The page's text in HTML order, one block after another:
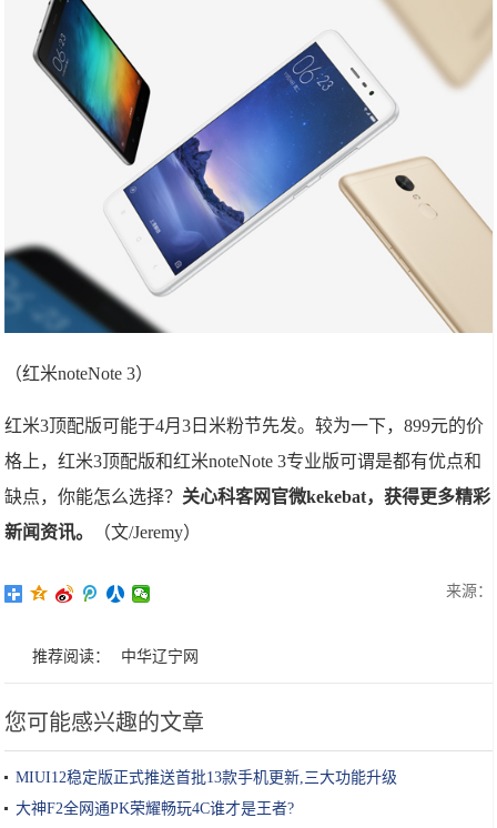
（红米noteNote 3）
红米3顶配版可能于4月3日米粉节先发。较为一下，899元的价
格上，红米3顶配版和红米noteNote 3专业版可谓是都有优点和
缺点，你能怎么选择？ 关心科客网官微kekebat，获得更多精彩
新闻资讯。
（文/Jeremy）
来源：
推荐阅读： 中华辽宁网
您可能感兴趣的文章
MIUI12稳定版正式推送首批13款手机更新,三大功能升级
大神F2全网通PK荣耀畅玩4C谁才是王者?